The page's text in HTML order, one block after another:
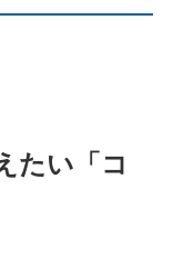
たい「コ